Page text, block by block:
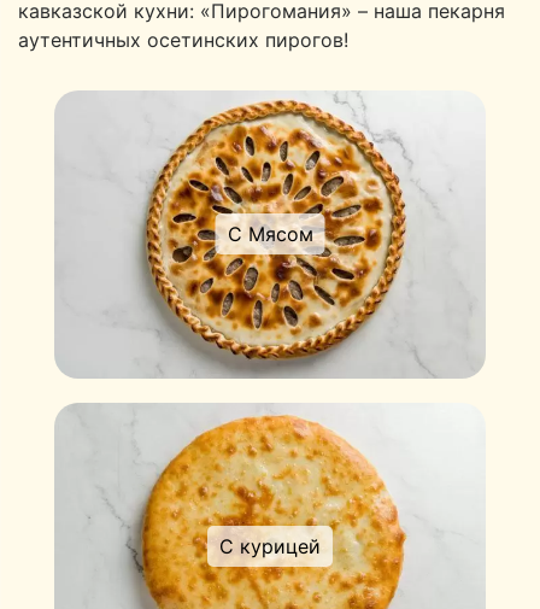
кавказской кухни: «Пирогомания» – наша пекарня
аутентичных осетинских пирогов!
С Мясом
С курицей